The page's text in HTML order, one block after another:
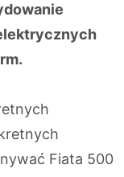
Fiata 500